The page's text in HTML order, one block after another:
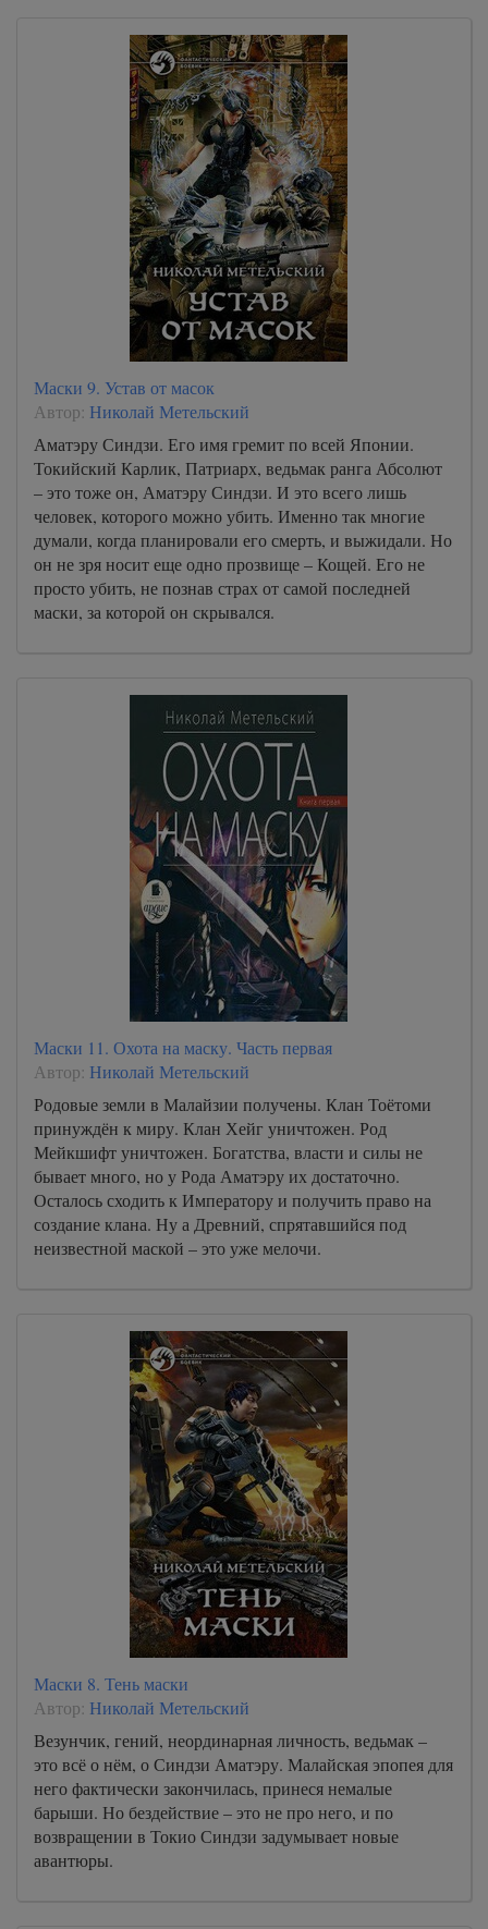
Маски 9. Устав от масок
Автор: Николай Метельский
Аматэру Синдзи. Его имя гремит по всей Японии.
Токийский Карлик, Патриарх, ведьмак ранга Абсолют
– это тоже он, Аматэру Синдзи. И это всего лишь
человек, которого можно убить. Именно так многие
думали, когда планировали его смерть, и выжидали. Но
он не зря носит еще одно прозвище – Кощей. Его не
просто убить, не познав страх от самой последней
маски, за которой он скрывался.
Маски 11. Охота на маску. Часть первая
Автор: Николай Метельский
Родовые земли в Малайзии получены. Клан Тоётоми
принуждён к миру. Клан Хейг уничтожен. Род
Мейкшифт уничтожен. Богатства, власти и силы не
бывает много, но у Рода Аматэру их достаточно.
Осталось сходить к Императору и получить право на
создание клана. Ну а Древний, спрятавшийся под
неизвестной маской – это уже мелочи.
Маски 8. Тень маски
Автор: Николай Метельский
Везунчик, гений, неординарная личность, ведьмак –
это всё о нём, о Синдзи Аматэру. Малайская эпопея для
него фактически закончилась, принеся немалые
барыши. Но бездействие – это не про него, и по
возвращении в Токио Синдзи задумывает новые
авантюры.